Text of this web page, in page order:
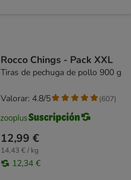
Rocco Chings - Pack XXL
Tiras de pechuga de pollo 900 g
12,99 €
14,43 € / kg
12,34 €
Valorar: 4.8/5 (607)